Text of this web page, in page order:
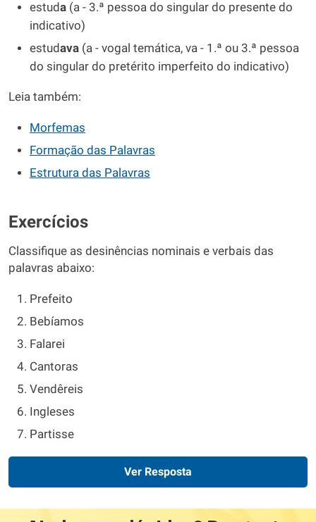
estuda (a - 3.ª pessoa do singular do presente do
indicativo)
estudava (a - vogal temática, va - 1.ª ou 3.ª pessoa
do singular do pretérito imperfeito do indicativo)
Leia também:
Morfemas
Formação das Palavras
Estrutura das Palavras
Exercícios
Classifique as desinências nominais e verbais das
palavras abaixo:
Prefeito
Bebíamos
Falarei
Cantoras
Vendêreis
Ingleses
Partisse
Ver Resposta